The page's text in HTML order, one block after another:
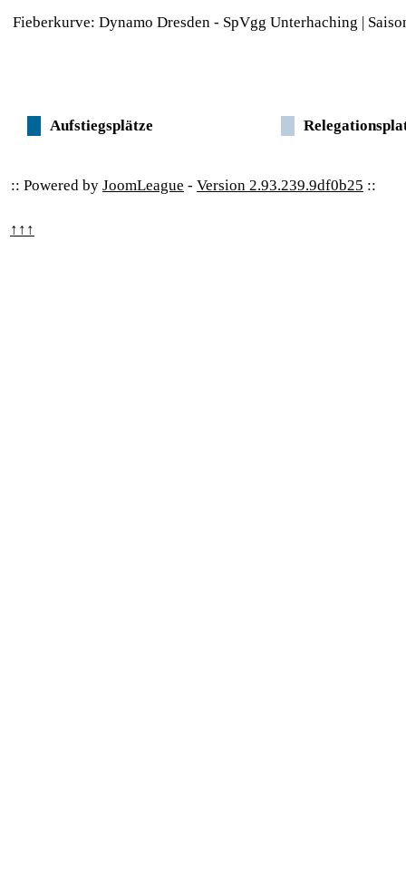
Fieberkurve: Dynamo Dresden - SpVgg Unterhaching |
Aufstiegsplätze
:: Powered by JoomLeague - Version 2.93.239.9df0b25 ::
↑↑↑